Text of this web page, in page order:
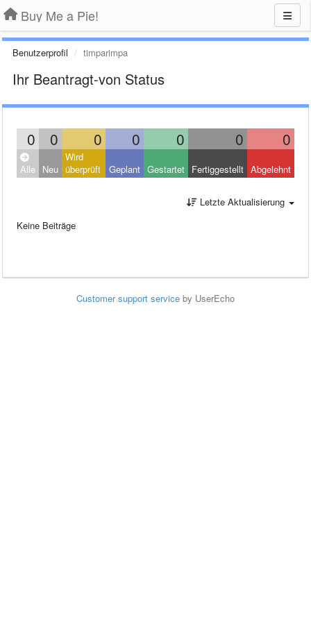
Buy Me a Pie!
Benutzerprofil timparimpa
Ihr Beantragt-von Status
0 0 0 0 0 0 0
Alle Neu
Wird
überprüft
Geplant Gestartet Fertiggestellt Abgelehnt
Letzte Aktualisierung
Keine Beiträge
Customer support service by UserEcho